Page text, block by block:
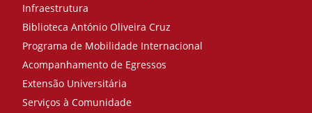
Infraestrutura
Biblioteca António Oliveira Cruz
Programa de Mobilidade Internacional
Acompanhamento de Egressos
Extensão Universitária
Serviços à Comunidade